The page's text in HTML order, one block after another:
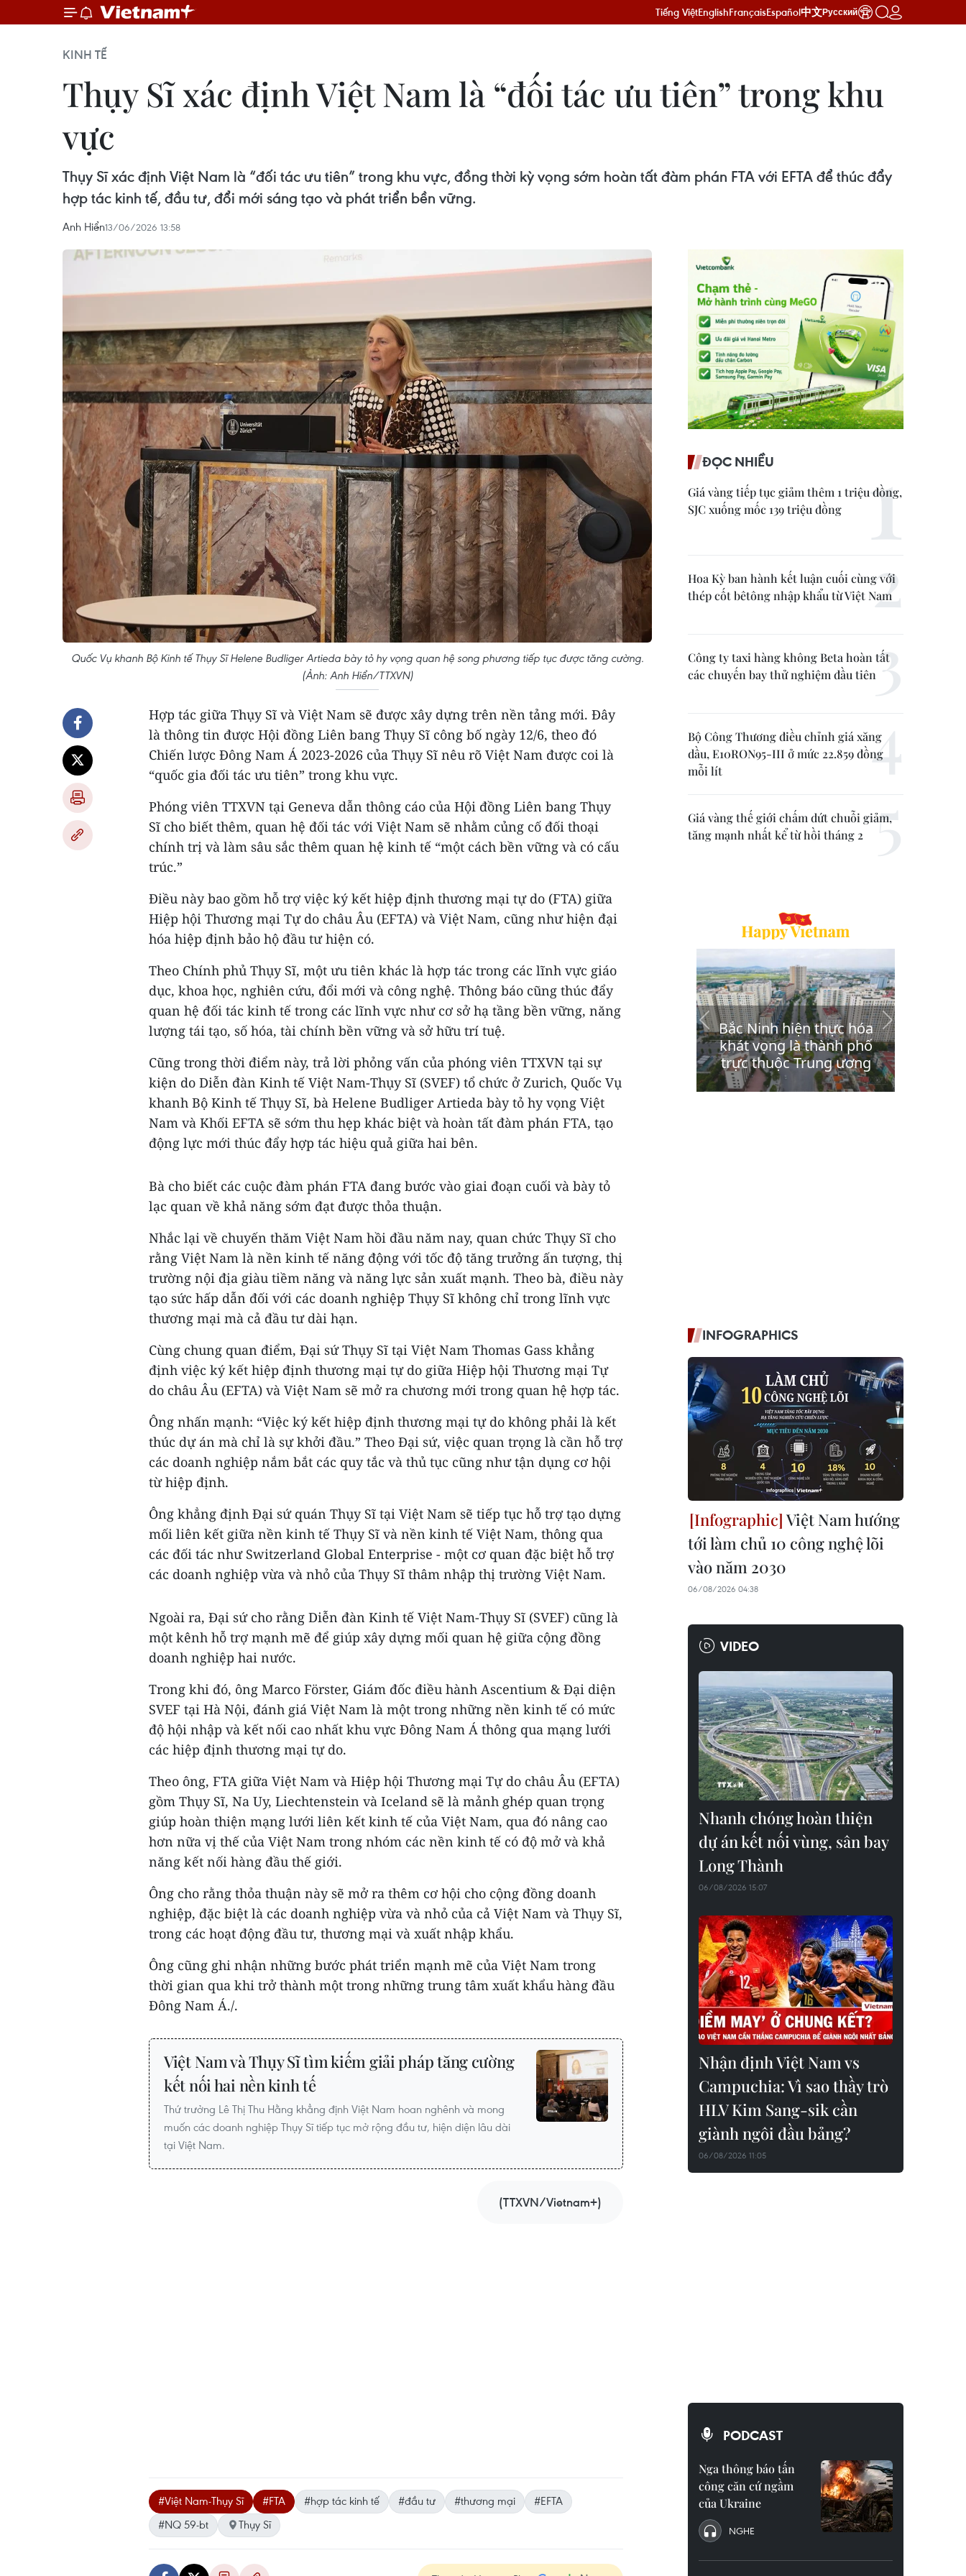
Tiếng ViệtEnglishFrançaisEspañol中文Русский
KINH TẾ
Thụy Sĩ xác định Việt Nam là “đối tác ưu tiên” trong khu
vực
Thụy Sĩ xác định Việt Nam là “đối tác ưu tiên” trong khu vực, đồng thời kỳ vọng sớm hoàn tất đàm phán FTA với EFTA để thúc đẩy
hợp tác kinh tế, đầu tư, đổi mới sáng tạo và phát triển bền vững.
Anh Hiển13/06/2026 13:58
Quốc Vụ khanh Bộ Kinh tế Thụy Sĩ Helene Budliger Artieda bày tỏ hy vọng quan hệ song phương tiếp tục được tăng cường.
(Ảnh: Anh Hiển/TTXVN)
Hợp tác giữa Thụy Sĩ và Việt Nam sẽ được xây dựng trên nền tảng mới. Đây
là thông tin được Hội đồng Liên bang Thụy Sĩ công bố ngày 12/6, theo đó
Chiến lược Đông Nam Á 2023-2026 của Thụy Sĩ nêu rõ Việt Nam được coi là
“quốc gia đối tác ưu tiên” trong khu vực.
Phóng viên TTXVN tại Geneva dẫn thông cáo của Hội đồng Liên bang Thụy
Sĩ cho biết thêm, quan hệ đối tác với Việt Nam sẽ nhằm củng cố đối thoại
chính trị và làm sâu sắc thêm quan hệ kinh tế “một cách bền vững và có cấu
trúc.”
Điều này bao gồm hỗ trợ việc ký kết hiệp định thương mại tự do (FTA) giữa
Hiệp hội Thương mại Tự do châu Âu (EFTA) và Việt Nam, cũng như hiện đại
hóa hiệp định bảo hộ đầu tư hiện có.
Theo Chính phủ Thụy Sĩ, một ưu tiên khác là hợp tác trong các lĩnh vực giáo
dục, khoa học, nghiên cứu, đổi mới và công nghệ. Thông báo cũng thúc đẩy
quan hệ đối tác kinh tế trong các lĩnh vực như cơ sở hạ tầng bền vững, năng
lượng tái tạo, số hóa, tài chính bền vững và sở hữu trí tuệ.
Cũng trong thời điểm này, trả lời phỏng vấn của phóng viên TTXVN tại sự
kiện do Diễn đàn Kinh tế Việt Nam-Thụy Sĩ (SVEF) tổ chức ở Zurich, Quốc Vụ
khanh Bộ Kinh tế Thụy Sĩ, bà Helene Budliger Artieda bày tỏ hy vọng Việt
Nam và Khối EFTA sẽ sớm thu hẹp khác biệt và hoàn tất đàm phán FTA, tạo
động lực mới thúc đẩy hợp tác hiệu quả giữa hai bên.
Bà cho biết các cuộc đàm phán FTA đang bước vào giai đoạn cuối và bày tỏ
lạc quan về khả năng sớm đạt được thỏa thuận.
Nhắc lại về chuyến thăm Việt Nam hồi đầu năm nay, quan chức Thụy Sĩ cho
rằng Việt Nam là nền kinh tế năng động với tốc độ tăng trưởng ấn tượng, thị
trường nội địa giàu tiềm năng và năng lực sản xuất mạnh. Theo bà, điều này
tạo sức hấp dẫn đối với các doanh nghiệp Thụy Sĩ không chỉ trong lĩnh vực
thương mại mà cả đầu tư dài hạn.
Cùng chung quan điểm, Đại sứ Thụy Sĩ tại Việt Nam Thomas Gass khẳng
định việc ký kết hiệp định thương mại tự do giữa Hiệp hội Thương mại Tự
do châu Âu (EFTA) và Việt Nam sẽ mở ra chương mới trong quan hệ hợp tác.
Ông nhấn mạnh: “Việc ký kết hiệp định thương mại tự do không phải là kết
thúc dự án mà chỉ là sự khởi đầu.” Theo Đại sứ, việc quan trọng là cần hỗ trợ
các doanh nghiệp nắm bắt các quy tắc và thủ tục cũng như tận dụng cơ hội
từ hiệp định.
Ông khẳng định Đại sứ quán Thụy Sĩ tại Việt Nam sẽ tiếp tục hỗ trợ tạo dựng
mối liên kết giữa nền kinh tế Thụy Sĩ và nền kinh tế Việt Nam, thông qua
các đối tác như Switzerland Global Enterprise - một cơ quan đặc biệt hỗ trợ
các doanh nghiệp vừa và nhỏ của Thụy Sĩ thâm nhập thị trường Việt Nam.
Ngoài ra, Đại sứ cho rằng Diễn đàn Kinh tế Việt Nam-Thụy Sĩ (SVEF) cũng là
một kênh hỗ trợ mạnh mẽ để giúp xây dựng mối quan hệ giữa cộng đồng
doanh nghiệp hai nước.
Trong khi đó, ông Marco Förster, Giám đốc điều hành Ascentium & Đại diện
SVEF tại Hà Nội, đánh giá Việt Nam là một trong những nền kinh tế có mức
độ hội nhập và kết nối cao nhất khu vực Đông Nam Á thông qua mạng lưới
các hiệp định thương mại tự do.
Theo ông, FTA giữa Việt Nam và Hiệp hội Thương mại Tự do châu Âu (EFTA)
gồm Thụy Sĩ, Na Uy, Liechtenstein và Iceland sẽ là mảnh ghép quan trọng
giúp hoàn thiện mạng lưới liên kết kinh tế của Việt Nam, qua đó nâng cao
hơn nữa vị thế của Việt Nam trong nhóm các nền kinh tế có độ mở và khả
năng kết nối hàng đầu thế giới.
Ông cho rằng thỏa thuận này sẽ mở ra thêm cơ hội cho cộng đồng doanh
nghiệp, đặc biệt là các doanh nghiệp vừa và nhỏ của cả Việt Nam và Thụy Sĩ,
trong các hoạt động đầu tư, thương mại và xuất nhập khẩu.
Ông cũng ghi nhận những bước phát triển mạnh mẽ của Việt Nam trong
thời gian qua khi trở thành một trong những trung tâm xuất khẩu hàng đầu
Đông Nam Á./.
Việt Nam và Thụy Sĩ tìm kiếm giải pháp tăng cường
kết nối hai nền kinh tế
Thứ trưởng Lê Thị Thu Hằng khẳng định Việt Nam hoan nghênh và mong
muốn các doanh nghiệp Thụy Sĩ tiếp tục mở rộng đầu tư, hiện diện lâu dài
tại Việt Nam.
(TTXVN/Vietnam+)
#Việt Nam-Thụy Sĩ #FTA #hợp tác kinh tế #đầu tư #thương mại
#EFTA
#NQ 59-bt
Thụy Sĩ
ĐỌC NHIỀU
Giá vàng tiếp tục giảm thêm 1 triệu đồng,
SJC xuống mốc 139 triệu đồng
Hoa Kỳ ban hành kết luận cuối cùng với
thép cốt bêtông nhập khẩu từ Việt Nam
Công ty taxi hàng không Beta hoàn tất
các chuyến bay thử nghiệm đầu tiên
Bộ Công Thương điều chỉnh giá xăng
dầu, E10RON95-III ở mức 22.859 đồng
mỗi lít
Giá vàng thế giới chấm dứt chuỗi giảm,
tăng mạnh nhất kể từ hồi tháng 2
INFOGRAPHICS
Việt Nam hướng
tới làm chủ 10 công nghệ lõi
vào năm 2030
06/08/2026 04:38
VIDEO
Nhanh chóng hoàn thiện
dự án kết nối vùng, sân bay
Long Thành
06/08/2026 15:07
Nhận định Việt Nam vs
Campuchia: Vì sao thầy trò
HLV Kim Sang-sik cần
giành ngôi đầu bảng?
06/08/2026 11:05
PODCAST
Nga thông báo tấn
công căn cứ ngầm
của Ukraine
NGHE